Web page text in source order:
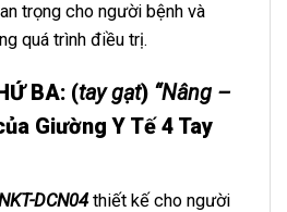
trọng cho người bệnh và
quá trình điều trị.
BA: (tay gạt) “Nâng –
Giường Y Tế 4 Tay
DCN04thiết kế cho người